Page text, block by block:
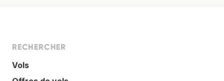
RECHERCHER
Vols